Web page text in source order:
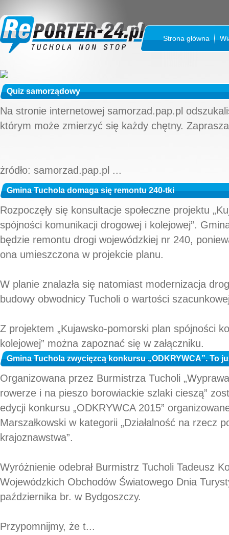
Strona główna
Quiz samorządowy
Na stronie internetowej samorzad.pap.pl
którym może zmierzyć się każdy chętny.
żródło: samorzad.pap.pl ...
Gmina Tuchola domaga się remontu 240-tki
Rozpoczęły się konsultacje społeczne projektu
spójności komunikacji drogowej i kolejowej”.
będzie remontu drogi wojewódzkiej nr 240,
ona umieszczona w projekcie planu.
W planie znalazła się natomiast modernizacja
budowy obwodnicy Tucholi o wartości
Z projektem „Kujawsko-pomorski plan spójności
kolejowej” można zapoznać się w załączniku.
Gmina Tuchola zwycięzcą konkursu „ODKRYWCA”. To
Organizowana przez Burmistrza Tucholi
rowerze i na pieszo borowiackie szlaki cieszą”
edycji konkursu „ODKRYWCA 2015”
Marszałkowski w kategorii „Działalność na rzecz
krajoznawstwa”.
Wyróżnienie odebrał Burmistrz Tucholi Tadeusz
Wojewódzkich Obchodów Światowego Dnia
października br. w Bydgoszczy.
Przypomnijmy, że t...